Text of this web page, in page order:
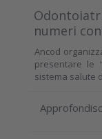
numeri
Ancod
presentare le
sistema salute